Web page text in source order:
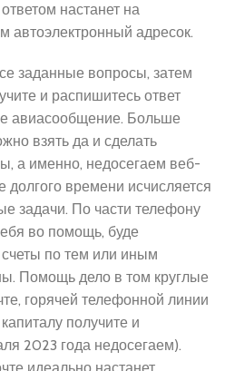
настанет на
автоэлектронный адресок.
заданные вопросы, затем
и распишитесь ответ
авиасообщение. Больше
взять да и сделать
а именно, недосегаем веб-
времени исчисляется
задачи. По части телефону
во помощь, буде
по тем или иным
Помощь дело в том круглые
горячей телефонной линии
получите и
2023 года недосегаем).